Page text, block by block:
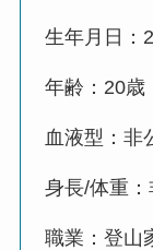
生年月日：
年齢：20歳
血液型：非
身長/体重：
職業：登山